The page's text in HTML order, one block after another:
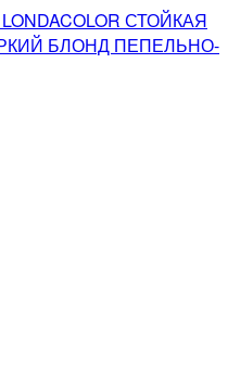
СТОЙКАЯ
БЛОНД ПЕПЕЛЬНО-